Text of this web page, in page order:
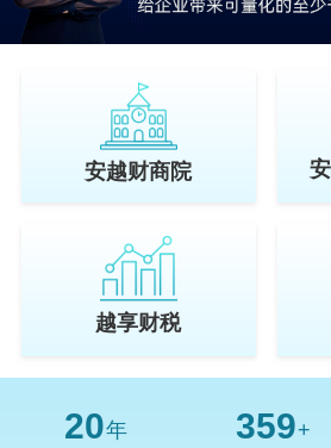
安越财商院
越享财税
20年 359+